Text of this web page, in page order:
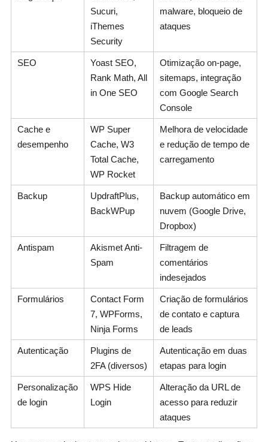
Sucuri,
iThemes
Security
malware, bloqueio de
ataques
SEO
Yoast SEO,
Rank Math, All
in One SEO
Otimização on-page,
sitemaps, integração
com Google Search
Console
Cache e
desempenho
WP Super
Cache, W3
Total Cache,
WP Rocket
Melhora de velocidade
e redução de tempo de
carregamento
Backup
UpdraftPlus,
BackWPup
Backup automático em
nuvem (Google Drive,
Dropbox)
Antispam
Akismet Anti-
Spam
Filtragem de
comentários
indesejados
Formulários
Contact Form
7, WPForms,
Ninja Forms
Criação de formulários
de contato e captura
de leads
Autenticação
Plugins de
2FA (diversos)
Autenticação em duas
etapas para login
Personalização
de login
WPS Hide
Login
Alteração da URL de
acesso para reduzir
ataques